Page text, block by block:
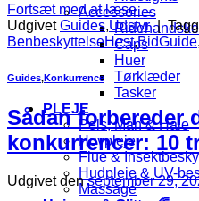
Accessories
Caps
Huer
Tørklæder
Tasker
PLEJE
Pels, Man & Hale
Hovpleje
Flue &
Hudpleje & UV-
Massage
Fortsæt med at læse→
UdgivetGuides,Udstyr |
BenbeskyttelseHest,BidGuide,
Guides,Konkurrence
Sådan forbereder
konkurrencer: 10
Udgivet denseptember 29,